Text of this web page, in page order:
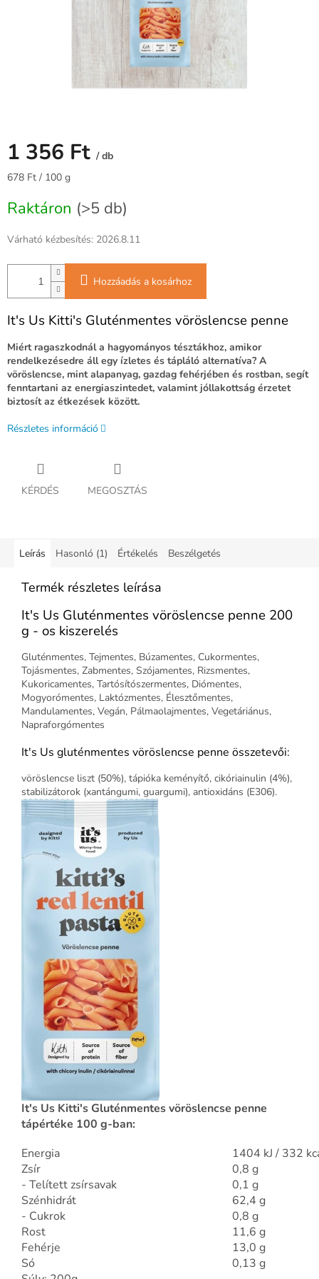
1 356 Ft / db
Egységár:
678 Ft / 100 g
Raktáron (>5 db)
Várható kézbesítés: 2026.8.11
Hozzáadás a kosárhoz
It's Us Kitti's Gluténmentes vöröslencse penne
Miért ragaszkodnál a hagyományos tésztákhoz, amikor
rendelkezésedre áll egy ízletes és tápláló alternatíva? A
vöröslencse, mint alapanyag, gazdag fehérjében és rostban, segít
fenntartani az energiaszintedet, valamint jóllakottság érzetet
biztosít az étkezések között.
Részletes információ
KÉRDÉS MEGOSZTÁS
Leírás Hasonló (1) Értékelés Beszélgetés
Termék részletes leírása
It's Us Gluténmentes vöröslencse penne 200
g - os kiszerelés
Gluténmentes, Tejmentes, Búzamentes, Cukormentes,
Tojásmentes, Zabmentes, Szójamentes, Rizsmentes,
Kukoricamentes, Tartósítószermentes, Diómentes,
Mogyorómentes, Laktózmentes, Élesztőmentes,
Mandulamentes, Vegán, Pálmaolajmentes, Vegetáriánus,
Napraforgómentes
It's Us gluténmentes vöröslencse penne összetevői:
vöröslencse liszt (50%), tápióka keményítő, cikóriainulin (4%),
stabilizátorok (xantángumi, guargumi), antioxidáns (E306).
It's Us Kitti's Gluténmentes vöröslencse penne
tápértéke 100 g-ban:
Energia
1404 kJ / 332
Zsír
0,8 g
- Telített zsírsavak
0,1 g
Szénhidrát
62,4 g
- Cukrok
0,8 g
Rost
11,6 g
Fehérje
13,0 g
Só
0,13 g